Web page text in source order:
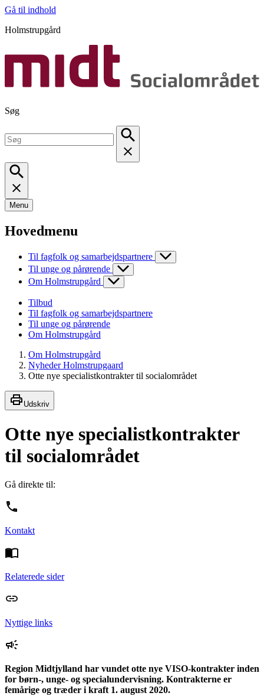
Gå til indhold
Holmstrupgård
Søg
Menu
Hovedmenu
Til fagfolk og samarbejdspartnere
Til unge og pårørende
Om Holmstrupgård
Tilbud
Til fagfolk og samarbejdspartnere
Til unge og pårørende
Om Holmstrupgård
Om Holmstrupgård
Nyheder Holmstrupgaard
Otte nye specialistkontrakter til socialområdet
Udskriv
Otte nye specialistkontrakter
til socialområdet
Gå direkte til:
Kontakt
Relaterede sider
Nyttige links
Region Midtjylland har vundet otte nye VISO-kontrakter inden
for børn-, unge- og specialundervisning. Kontrakterne er
femårige og træder i kraft 1. august 2020.